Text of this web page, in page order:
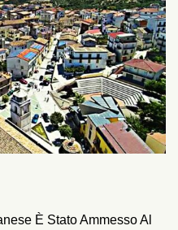
È Stato Ammesso Al